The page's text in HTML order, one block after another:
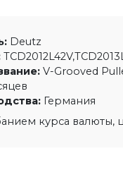
Deutz
V-Grooved
Германия
курса валюты,